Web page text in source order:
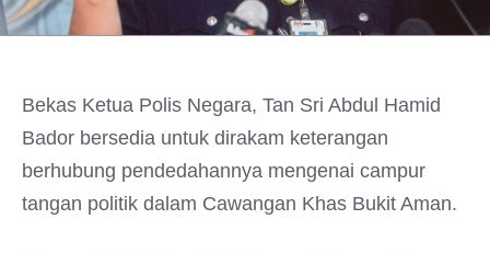
Bekas Ketua Polis Negara, Tan Sri Abdul Hamid
Bador bersedia untuk dirakam keterangan
berhubung pendedahannya mengenai campur
tangan politik dalam Cawangan Khas Bukit Aman.